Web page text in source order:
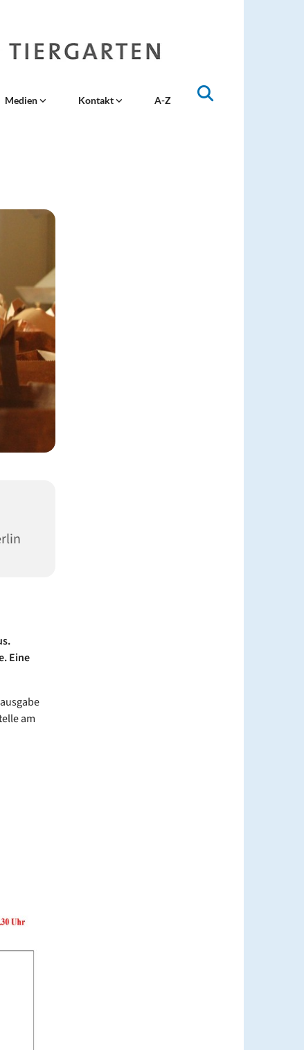
Medien Kontakt A-Z
Eine
am